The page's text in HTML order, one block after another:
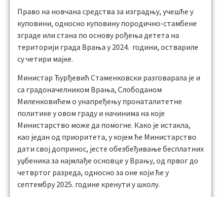
Право на новчана средства за изградњу, учешће у
куповини, односно куповину породично-стамбене
зграде или стана по основу рођења детета на
територији града Врања у 2024. години, оствариле
су четири мајке.
Министар Ђурђевић Стаменковски разговарала је и
са градоначелником Врања, Слободаном
Миленковићем о унапређењу пронаталитетне
политике у овом граду и начинима на које
Министарство може да помогне. Како је истакла,
као један од приоритета, у којем ће Министарство
дати свој допринос, јесте обезбеђивање бесплатних
уџбеника за најмлађе основце у Врању, од првог до
четвртог разреда, односно за оне који ће у
септембру 2025. године кренути у школу.